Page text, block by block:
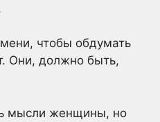
чтобы обдумать
Они, должно быть,
мысли женщины, но